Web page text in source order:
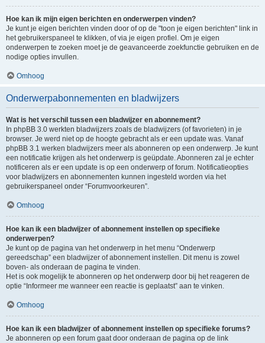
Hoe kan ik mijn eigen berichten en onderwerpen vinden?
Je kunt je eigen berichten vinden door of op de "toon je eigen berichten" link in
het gebruikerspaneel te klikken, of via je eigen profiel. Om je eigen
onderwerpen te zoeken moet je de geavanceerde zoekfunctie gebruiken en de
nodige opties invullen.
Omhoog
Onderwerpabonnementen en bladwijzers
Wat is het verschil tussen een bladwijzer en abonnement?
In phpBB 3.0 werkten bladwijzers zoals de bladwijzers (of favorieten) in je
browser. Je werd niet op de hoogte gebracht als er een update was. Vanaf
phpBB 3.1 werken bladwijzers meer als abonneren op een onderwerp. Je kunt
een notificatie krijgen als het onderwerp is geüpdate. Abonneren zal je echter
notificeren als er een update is op een onderwerp of forum. Notificatieopties
voor bladwijzers en abonnementen kunnen ingesteld worden via het
gebruikerspaneel onder “Forumvoorkeuren”.
Omhoog
Hoe kan ik een bladwijzer of abonnement instellen op specifieke
onderwerpen?
Je kunt op de pagina van het onderwerp in het menu “Onderwerp
gereedschap” een bladwijzer of abonnement instellen. Dit menu is zowel
boven- als onderaan de pagina te vinden.
Het is ook mogelijk te abonneren op het onderwerp door bij het reageren de
optie “Informeer me wanneer een reactie is geplaatst” aan te vinken.
Omhoog
Hoe kan ik een bladwijzer of abonnement instellen op specifieke forums?
Je abonneren op een forum gaat door onderaan de pagina op de link